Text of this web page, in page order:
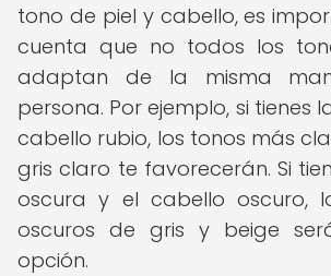
tono de piel y cabello, es
cuenta que no todos los
adaptan de la misma
persona. Por ejemplo, si tienes
cabello rubio, los tonos más
gris claro te favorecerán. Si
oscura y el cabello oscuro,
oscuros de gris y beige
opción.